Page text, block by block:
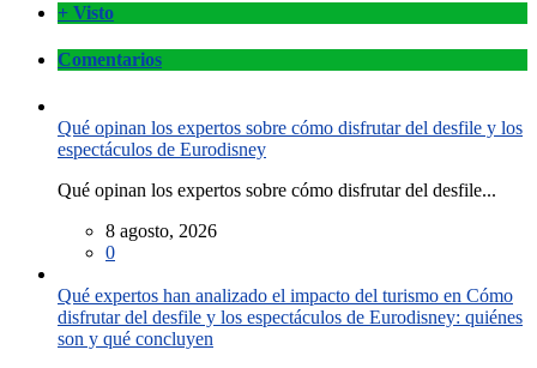
+ Visto
Comentarios
Qué opinan los expertos sobre cómo disfrutar del desfile y los
espectáculos de Eurodisney
Qué opinan los expertos sobre cómo disfrutar del desfile...
8 agosto, 2026
0
Qué expertos han analizado el impacto del turismo en Cómo
disfrutar del desfile y los espectáculos de Eurodisney: quiénes
son y qué concluyen